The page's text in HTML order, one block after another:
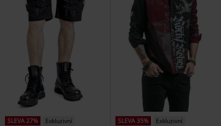
SLEVA 27%
Exkluzivní
SLEVA 35%
Exkluzivní